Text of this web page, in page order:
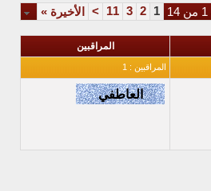
1
2
3
11
> الأخيرة »
المراقبين
المراقبين : 1